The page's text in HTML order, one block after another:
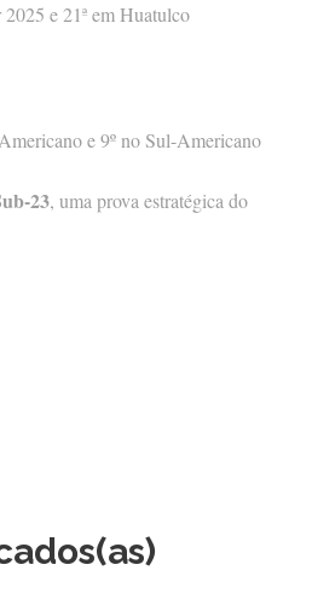
e 21ª em Huatulco
e 9º no Sul-Americano
23, uma prova estratégica do